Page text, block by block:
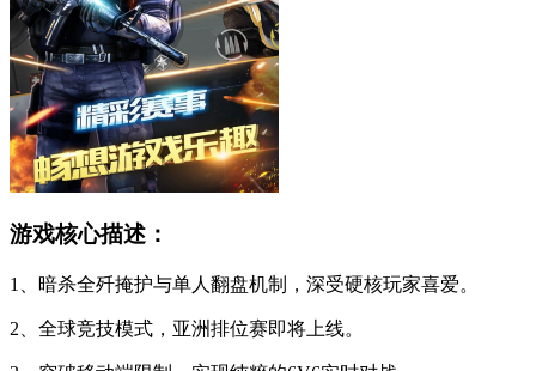
游戏核心描述：
1、暗杀全歼掩护与单人翻盘机制，深受硬核玩家喜爱。
2、全球竞技模式，亚洲排位赛即将上线。